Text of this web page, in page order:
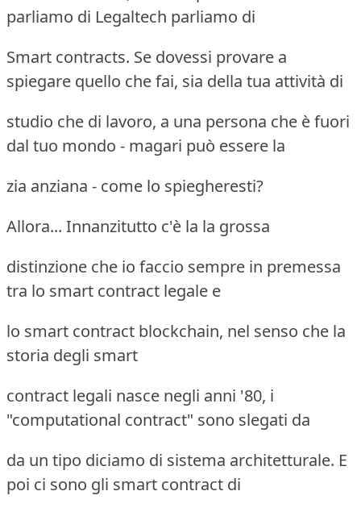
parliamo di Legaltech parliamo di
Smart contracts. Se dovessi provare a
spiegare quello che fai, sia della tua attività di
studio che di lavoro, a una persona che è fuori
dal tuo mondo - magari può essere la
zia anziana - come lo spiegheresti?
Allora... Innanzitutto c'è la la grossa
distinzione che io faccio sempre in premessa
tra lo smart contract legale e
lo smart contract blockchain, nel senso che la
storia degli smart
contract legali nasce negli anni '80, i
"computational contract" sono slegati da
da un tipo diciamo di sistema architetturale. E
poi ci sono gli smart contract di